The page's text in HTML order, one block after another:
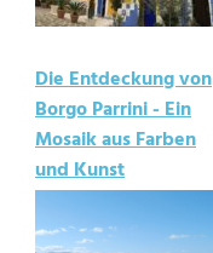
Die Entdeckung von
Borgo Parrini - Ein
Mosaik aus Farben
und Kunst